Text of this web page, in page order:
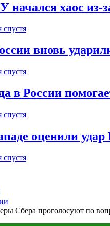
начался хаос из-
спустя
вновь
спустя
в России
спустя
оценили удар
спустя
Сбера проголосуют по